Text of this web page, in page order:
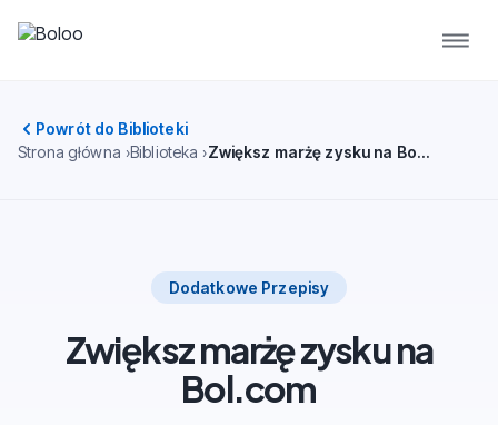
Powrót do Biblioteki
Strona główna Biblioteka Zwiększ marżę zysku na Bol.com
Dodatkowe Przepisy
Zwiększ marżę zysku na
Bol.com